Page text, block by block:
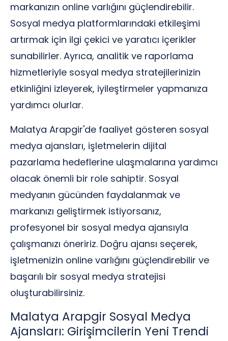
markanızın online varlığını güçlendirebilir.
Sosyal medya platformlarındaki etkileşimi
artırmak için ilgi çekici ve yaratıcı içerikler
sunabilirler. Ayrıca, analitik ve raporlama
hizmetleriyle sosyal medya stratejilerinizin
etkinliğini izleyerek, iyileştirmeler yapmanıza
yardımcı olurlar.
Malatya Arapgir'de faaliyet gösteren sosyal
medya ajansları, işletmelerin dijital
pazarlama hedeflerine ulaşmalarına yardımcı
olacak önemli bir role sahiptir. Sosyal
medyanın gücünden faydalanmak ve
markanızı geliştirmek istiyorsanız,
profesyonel bir sosyal medya ajansıyla
çalışmanızı öneririz. Doğru ajansı seçerek,
işletmenizin online varlığını güçlendirebilir ve
başarılı bir sosyal medya stratejisi
oluşturabilirsiniz.
Malatya Arapgir Sosyal Medya
Ajansları: Girişimcilerin Yeni Trendi